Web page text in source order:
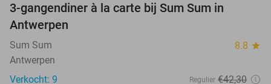
NEW
TODAY
3-gangendiner à la carte bij Sum Sum in
Antwerpen
Sum Sum 8.8 star
Antwerpen
Verkocht: 9
Regulier €42,30